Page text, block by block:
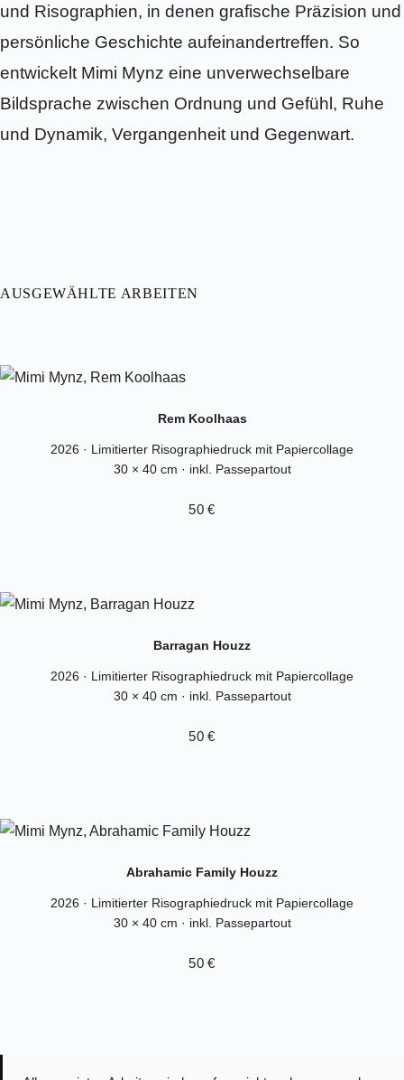
und Risographien, in denen grafische Präzision und
persönliche Geschichte aufeinandertreffen. So
entwickelt Mimi Mynz eine unverwechselbare
Bildsprache zwischen Ordnung und Gefühl, Ruhe
und Dynamik, Vergangenheit und Gegenwart.
AUSGEWÄHLTE ARBEITEN
Rem Koolhaas
2026 · Limitierter Risographiedruck mit Papiercollage
30 × 40 cm · inkl. Passepartout
50 €
Barragan Houzz
2026 · Limitierter Risographiedruck mit Papiercollage
30 × 40 cm · inkl. Passepartout
50 €
Abrahamic Family Houzz
2026 · Limitierter Risographiedruck mit Papiercollage
30 × 40 cm · inkl. Passepartout
50 €